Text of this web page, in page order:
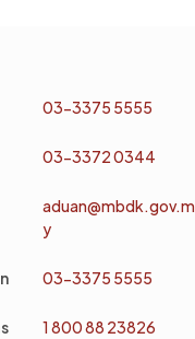
03-3375 5555
03-3372 0344
aduan@mbdk.gov.m
y
03-3375 5555
1 800 88 23826